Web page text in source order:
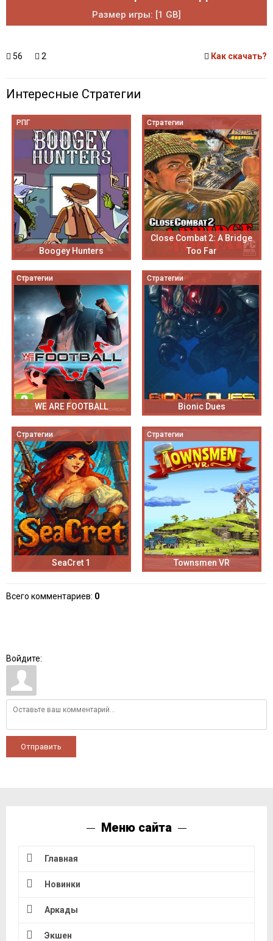
Размер игры: [1 GB]
56 2 Как скачать?
Интересные Стратегии
РПГ
Boogey Hunters
Стратегии
Close Combat 2: A Bridge
Too Far
Стратегии
WE ARE FOOTBALL
Стратегии
Bionic Dues
Стратегии
SeaCret 1
Стратегии
Townsmen VR
Всего комментариев: 0
Войдите:
Отправить
Меню сайта
Главная
Новинки
Аркады
Экшен